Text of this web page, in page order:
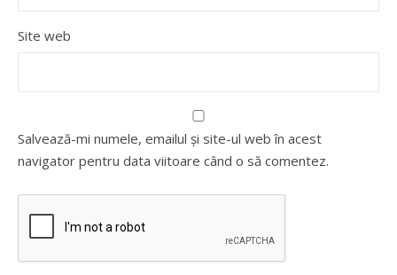
Site web
Salvează-mi numele, emailul și site-ul web în acest
navigator pentru data viitoare când o să comentez.